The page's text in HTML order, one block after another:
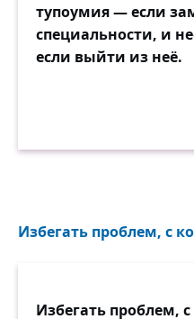
тупоумия — если
специальности, и
если выйти из неё.
Избегать проблем, с
Избегать проблем,